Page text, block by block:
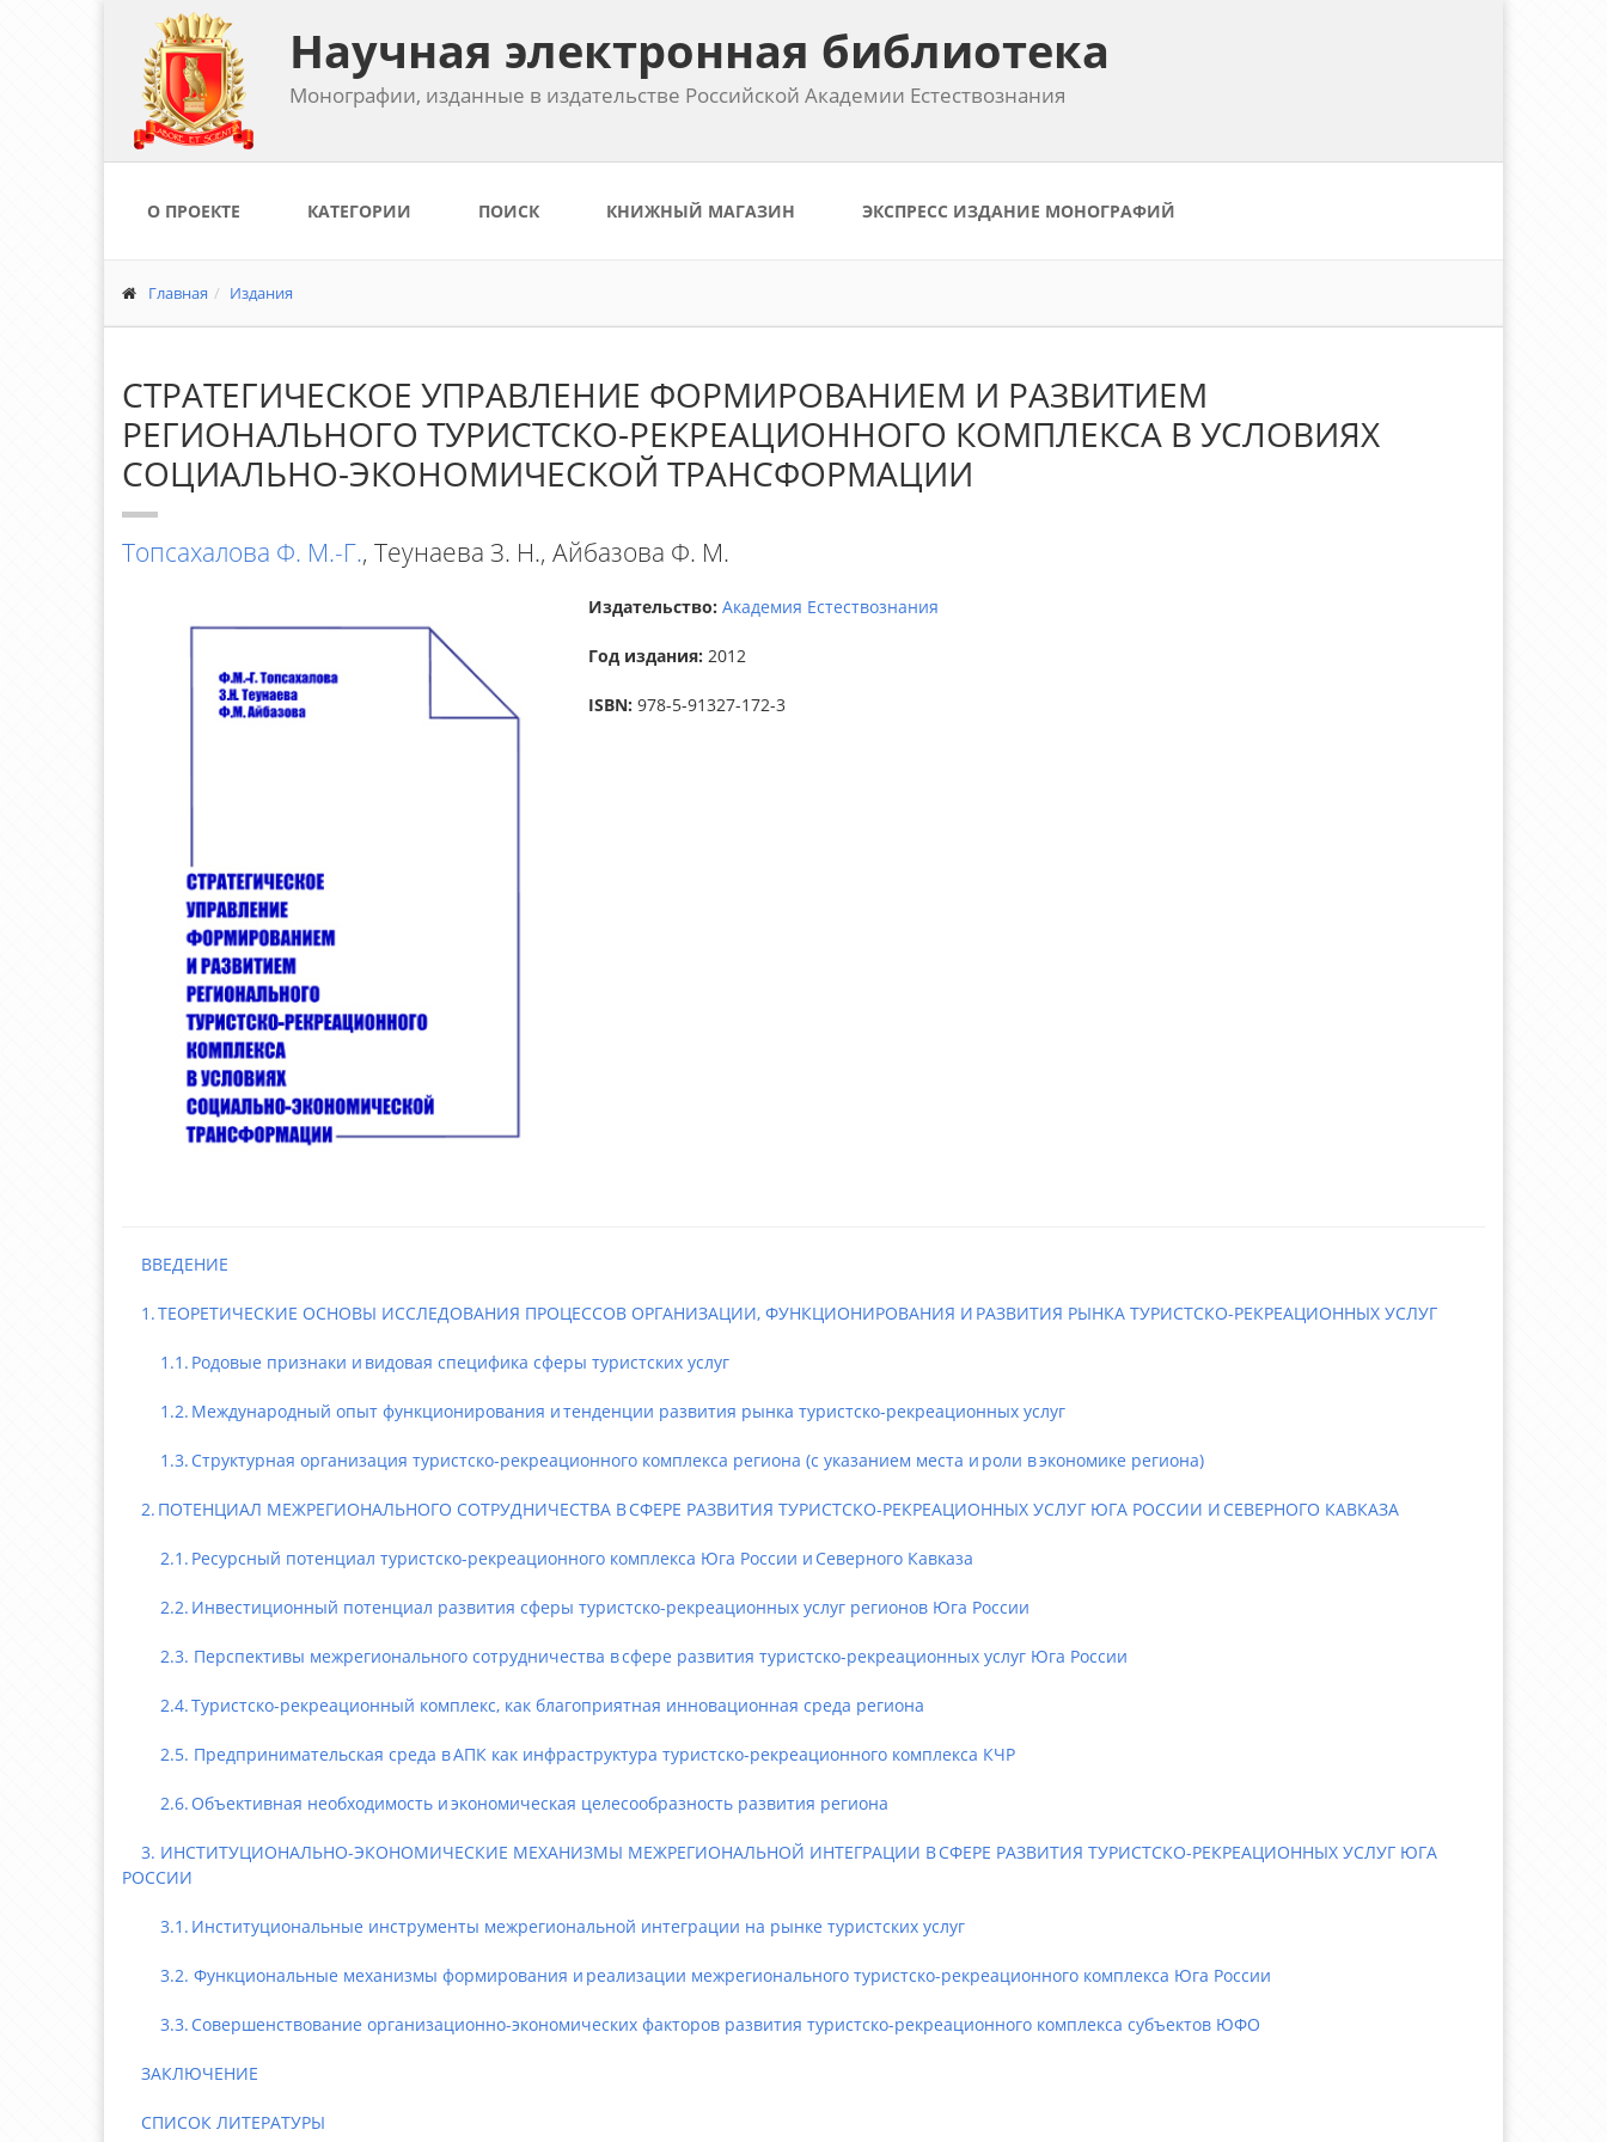
Научная электронная библиотека
Монографии, изданные в издательстве Российской Академии Естествознания
О ПРОЕКТЕ КАТЕГОРИИ ПОИСК КНИЖНЫЙ МАГАЗИН ЭКСПРЕСС ИЗДАНИЕ МОНОГРАФИЙ
Главная Издания
СТРАТЕГИЧЕСКОЕ УПРАВЛЕНИЕ ФОРМИРОВАНИЕМ И РАЗВИТИЕМ
РЕГИОНАЛЬНОГО ТУРИСТСКО-РЕКРЕАЦИОННОГО КОМПЛЕКСА В УСЛОВИЯХ
СОЦИАЛЬНО-ЭКОНОМИЧЕСКОЙ ТРАНСФОРМАЦИИ
Топсахалова Ф. М.-Г., Теунаева З. Н., Айбазова Ф. М.
Издательство: Академия Естествознания
Год издания: 2012
ISBN: 978-5-91327-172-3
ВВЕДЕНИЕ
1. ТЕОРЕТИЧЕСКИЕ ОСНОВЫ ИССЛЕДОВАНИЯ ПРОЦЕССОВ ОРГАНИЗАЦИИ, ФУНКЦИОНИРОВАНИЯ И РАЗВИТИЯ РЫНКА ТУРИСТСКО-РЕКРЕАЦИОННЫХ УСЛУГ
1.1. Родовые признаки и видовая специфика сферы туристских услуг
1.2. Международный опыт функционирования и тенденции развития рынка туристско-рекреационных услуг
1.3. Структурная организация туристско-рекреационного комплекса региона (с указанием места и роли в экономике региона)
2. ПОТЕНЦИАЛ МЕЖРЕГИОНАЛЬНОГО СОТРУДНИЧЕСТВА В СФЕРЕ РАЗВИТИЯ ТУРИСТСКО-РЕКРЕАЦИОННЫХ УСЛУГ ЮГА РОССИИ И СЕВЕРНОГО КАВКАЗА
2.1. Ресурсный потенциал туристско-рекреационного комплекса Юга России и Северного Кавказа
2.2. Инвестиционный потенциал развития сферы туристско-рекреационных услуг регионов Юга России
2.3. Перспективы межрегионального сотрудничества в сфере развития туристско-рекреационных услуг Юга России
2.4. Туристско-рекреационный комплекс, как благоприятная инновационная среда региона
2.5. Предпринимательская среда в АПК как инфраструктура туристско-рекреационного комплекса КЧР
2.6. Объективная необходимость и экономическая целесообразность развития региона
3. ИНСТИТУЦИОНАЛЬНО-ЭКОНОМИЧЕСКИЕ МЕХАНИЗМЫ МЕЖРЕГИОНАЛЬНОЙ ИНТЕГРАЦИИ В СФЕРЕ РАЗВИТИЯ ТУРИСТСКО-РЕКРЕАЦИОННЫХ УСЛУГ ЮГА
РОССИИ
3.1. Институциональные инструменты межрегиональной интеграции на рынке туристских услуг
3.2. Функциональные механизмы формирования и реализации межрегионального туристско-рекреационного комплекса Юга России
3.3. Совершенствование организационно-экономических факторов развития туристско-рекреационного комплекса субъектов ЮФО
ЗАКЛЮЧЕНИЕ
СПИСОК ЛИТЕРАТУРЫ